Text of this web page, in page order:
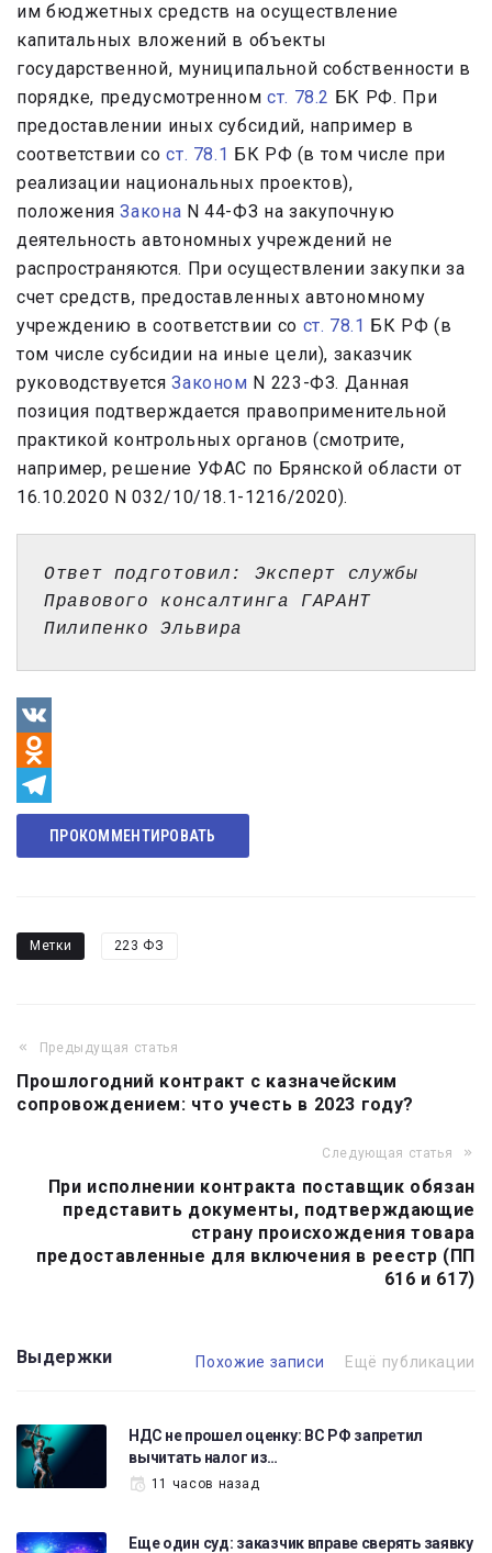
им бюджетных средств на осуществление
капитальных вложений в объекты
государственной, муниципальной собственности в
порядке, предусмотренномст. 78.2 БК РФ. При
предоставлении иных субсидий, например в
соответствии сост. 78.1 БК РФ (в том числе при
реализации национальных проектов),
положенияЗакона N 44-ФЗ на закупочную
деятельность автономных учреждений не
распространяются. При осуществлении закупки за
счет средств, предоставленных автономному
учреждению в соответствии со ст. 78.1 БК РФ (в
том числе субсидии на иные цели), заказчик
руководствуетсяЗаконом N 223-ФЗ. Данная
позиция подтверждается правоприменительной
практикой контрольных органов (смотрите,
например, решение УФАС по Брянской области от
16.10.2020 N 032/10/18.1-1216/2020).
Ответ подготовил: Эксперт службы
Правового консалтинга ГАРАНТ
Пилипенко Эльвира
VK
Odnoklassniki
Telegram
ПРОКОММЕНТИРОВАТЬ
Метки 223 ФЗ
Навигация
по
записям
Предыдущая статья
Прошлогодний контракт с казначейским
сопровождением: что учесть в 2023 году?
Следующая статья
При исполнении контракта поставщик обязан
представить документы, подтверждающие
страну происхождения товара
предоставленные для включения в реестр (ПП
616 и 617)
Выдержки Похожие записи Ещё публикации
НДС не прошел оценку: ВС РФ запретил
вычитать налог из…
11 часов назад
Еще один суд: заказчик вправе сверять заявку